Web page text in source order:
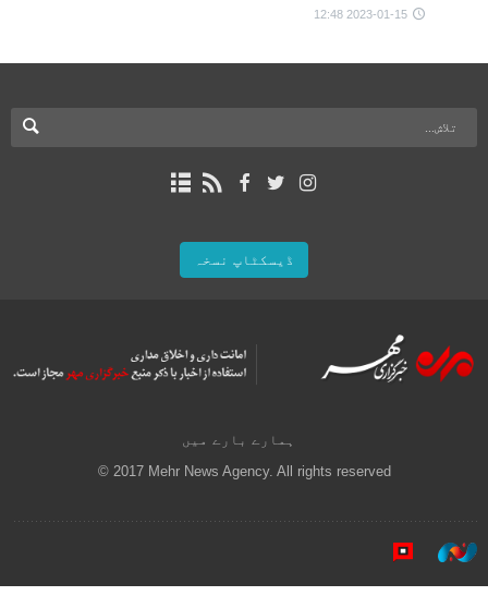
2023-01-15 12:48
ڈیسکٹاپ نسخہ
ہمارے بارے میں
© 2017 Mehr News Agency. All rights reserved